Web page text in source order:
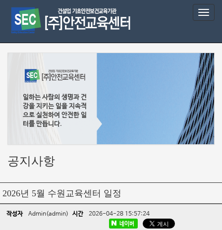
T
o
g
l
e
n
a
v
i
g
a
t
i
일하는 사람의 생명과 건
강을 지키는 일을 지속적
으로 실천하여 안전한 일
터를 만듭니다.
공지사항
2026년 5월 수원교육센터 일정
작성자 Admin(admin) 시간 2026-04-28 15:57:24
네이버